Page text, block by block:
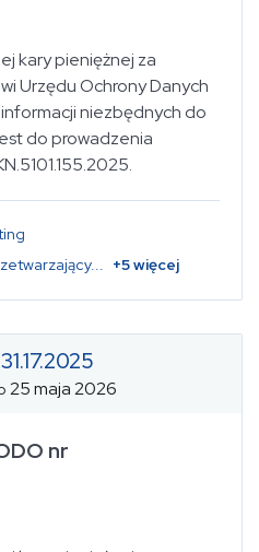
kary pieniężnej za
Urzędu Ochrony Danych
niezbędnych do
do prowadzenia
... +5więcej
25 maja 2026
nr